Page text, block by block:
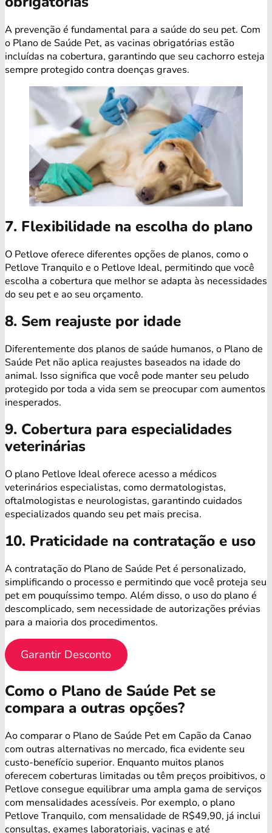
A prevenção é fundamental para a saúde do seu pet. Com
o Plano de Saúde Pet, as vacinas obrigatórias estão
incluídas na cobertura, garantindo que seu cachorro esteja
sempre protegido contra doenças graves.
7. Flexibilidade na escolha do plano
O Petlove oferece diferentes opções de planos, como o
Petlove Tranquilo e o Petlove Ideal, permitindo que você
escolha a cobertura que melhor se adapta às necessidades
do seu pet e ao seu orçamento.
8. Sem reajuste por idade
Diferentemente dos planos de saúde humanos, o Plano de
Saúde Pet não aplica reajustes baseados na idade do
animal. Isso significa que você pode manter seu peludo
protegido por toda a vida sem se preocupar com aumentos
inesperados.
9. Cobertura para especialidades
veterinárias
O plano Petlove Ideal oferece acesso a médicos
veterinários especialistas, como dermatologistas,
oftalmologistas e neurologistas, garantindo cuidados
especializados quando seu pet mais precisa.
10. Praticidade na contratação e uso
A contratação do Plano de Saúde Pet é personalizado,
simplificando o processo e permitindo que você proteja seu
pet em pouquíssimo tempo. Além disso, o uso do plano é
descomplicado, sem necessidade de autorizações prévias
para a maioria dos procedimentos.
Garantir Desconto
Como o Plano de Saúde Pet se
compara a outras opções?
Ao comparar o Plano de Saúde Pet em Capão da Canao
com outras alternativas no mercado, fica evidente seu
custo-benefício superior. Enquanto muitos planos
oferecem coberturas limitadas ou têm preços proibitivos, o
Petlove consegue equilibrar uma ampla gama de serviços
com mensalidades acessíveis. Por exemplo, o plano
Petlove Tranquilo, com mensalidade de R$49,90, já inclui
consultas, exames laboratoriais, vacinas e até